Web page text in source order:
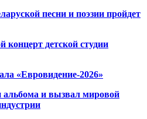
песни и поэзии пройдет
детской студии
«Евровидение-2026»
альбома и вызвал мировой